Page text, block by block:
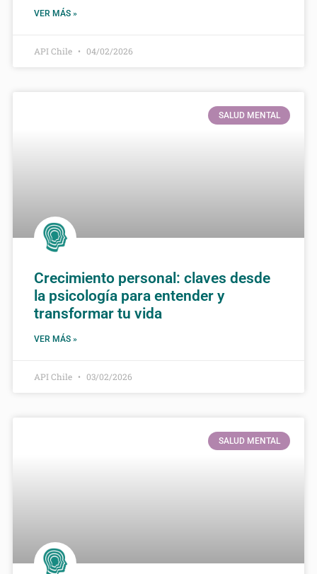
VER MÁS »
API Chile 04/02/2026
SALUD MENTAL
Crecimiento personal: claves desde
la psicología para entender y
transformar tu vida
VER MÁS »
API Chile 03/02/2026
SALUD MENTAL